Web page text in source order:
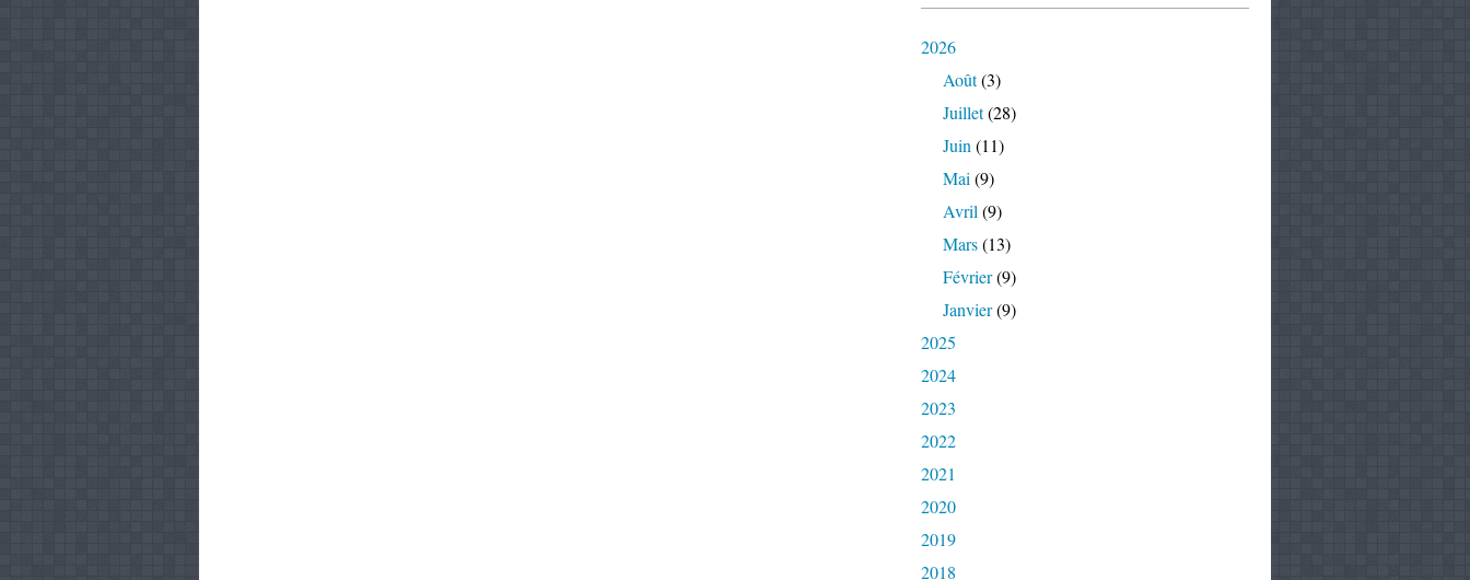
2026
Août(3)
Juillet(28)
Juin (11)
Mai (9)
Avril (9)
Mars(13)
Février(9)
Janvier(9)
2025
2024
2023
2022
2021
2020
2019
2018